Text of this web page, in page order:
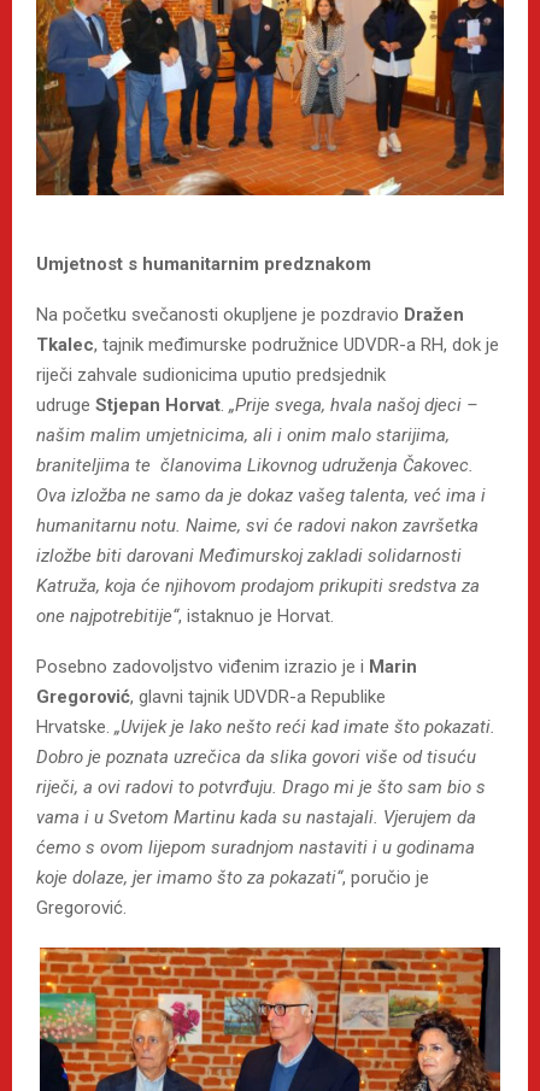
Umjetnost s humanitarnim predznakom
Na početku svečanosti okupljene je pozdravio Dražen
Tkalec, tajnik međimurske podružnice UDVDR-a RH, dok je
riječi zahvale sudionicima uputio predsjednik
udruge Stjepan Horvat „Prije svega, hvala našoj djeci –
našim malim umjetnicima, ali i onim malo starijima,
braniteljima te članovima Likovnog udruženja Čakovec.
Ova izložba ne samo da je dokaz vašeg talenta, već ima i
humanitarnu notu. Naime, svi će radovi nakon završetka
izložbe biti darovani Međimurskoj zakladi solidarnosti
Katruža, koja će njihovom prodajom prikupiti sredstva za
one najpotrebitije“, istaknuo je Horvat.
Posebno zadovoljstvo viđenim izrazio je i Marin
Gregorović, glavni tajnik UDVDR-a Republike
Hrvatske. „Uvijek je lako nešto reći kad imate što pokazati.
Dobro je poznata uzrečica da slika govori više od tisuću
riječi, a ovi radovi to potvrđuju. Drago mi je što sam bio s
vama i u Svetom Martinu kada su nastajali. Vjerujem da
ćemo s ovom lijepom suradnjom nastaviti i u godinama
koje dolaze, jer imamo što za pokazati“, poručio je
Gregorović.